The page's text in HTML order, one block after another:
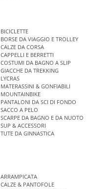
BICICLETTE
BORSE DA VIAGGIO E TROLLEY
CALZE DA CORSA
CAPPELLI E BERRETTI
COSTUMI DA BAGNO A SLIP
GIACCHE DA TREKKING
LYCRAS
MATERASSINI & GONFIABILI
MOUNTAINBIKE
PANTALONI DA SCI DI FONDO
SACCO A PELO
SCARPE DA BAGNO E DA NUOTO
SUP & ACCESSORI
TUTE DA GINNASTICA
ARRAMPICATA
CALZE & PANTOFOLE